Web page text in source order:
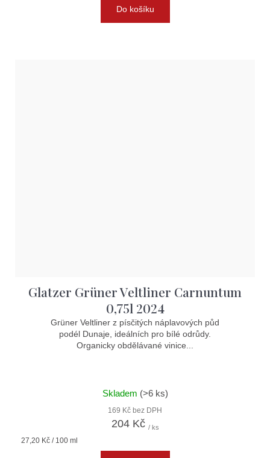
Do košíku
Glatzer Grüner Veltliner Carnuntum
0,75l 2024
Grüner Veltliner z písčitých náplavových půd
podél Dunaje, ideálních pro bílé odrůdy.
Organicky obdělávané vinice...
Skladem (>6 ks)
169 Kč bez DPH
204 Kč / ks
Měrná
27,20 Kč / 100 ml